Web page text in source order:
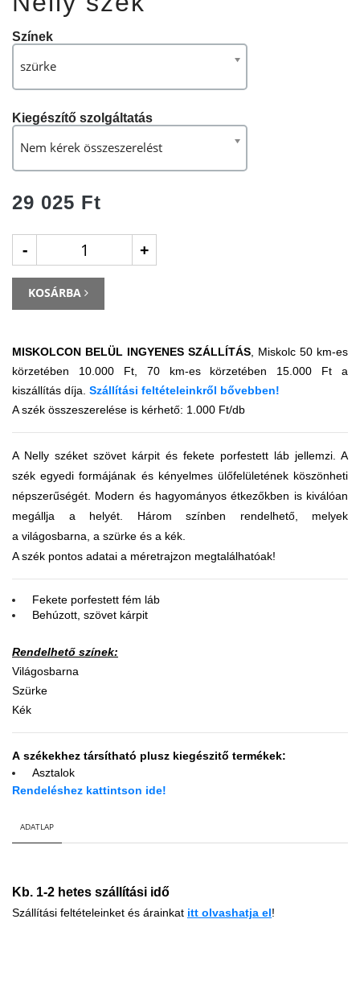
Színek
szürke
Kiegészítő szolgáltatás
Nem kérek összeszerelést
29 025 Ft
- +
KOSÁRBA
MISKOLCON BELÜL INGYENES SZÁLLÍTÁS , Miskolc 50 km-es
körzetében 10.000 Ft, 70 km-es körzetében 15.000 Ft a
kiszállítás díja. Szállítási feltételeinkről bővebben!
A szék összeszerelése is kérhető: 1.000 Ft/db
A Nelly széket szövet kárpit és fekete porfestett láb jellemzi. A
szék egyedi formájának és kényelmes ülőfelületének köszönheti
népszerűségét. Modern és hagyományos étkezőkben is kiválóan
megállja a helyét. Három színben rendelhető, melyek
a világosbarna, a szürke és a kék.
A szék pontos adatai a méretrajzon megtalálhatóak!
Fekete porfestett fém láb
Behúzott, szövet kárpit
Rendelhető színek:
Világosbarna
Szürke
Kék
A székekhez társítható plusz kiegészitő termékek:
Asztalok
Rendeléshez kattintson ide!
ADATLAP
Kb. 1-2 hetes szállítási idő
Szállítási feltételeinket és árainkat itt olvashatja el!